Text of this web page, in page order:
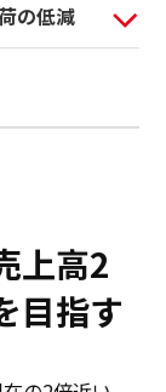
の低減
上高2
目指す